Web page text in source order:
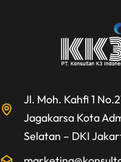
Jl. Moh. Kahfi 1
Jagakarsa Kota
Selatan – DKI